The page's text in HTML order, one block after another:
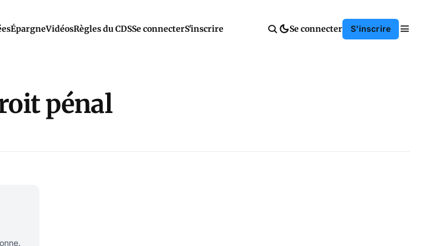
ÉpargneVidéosRègles du CDSSe connecterS'inscrire Se connecter S'inscrire
pénal